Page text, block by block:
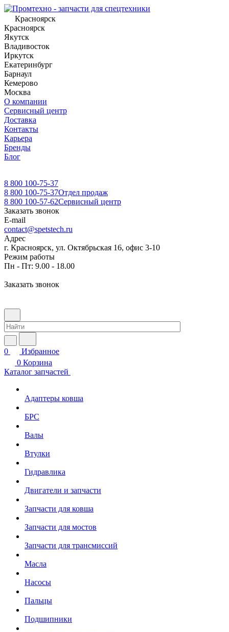
Красноярск
Красноярск
Якутск
Владивосток
Иркутск
Екатеринбург
Барнаул
Кемерово
Москва
О компании
Сервисный центр
Доставка
Контакты
Карьера
Бренды
Блог
8 800 100-75-37
8 800 100-75-37Отдел продаж
8 800 100-57-62Сервисный центр
Заказать звонок
E-mail
contact@spetstech.ru
Адрес
г. Красноярск, ул. Октябрьская 16, офис 3-10
Режим работы
Пн - Пт: 9.00 - 18.00
Заказать звонок
0
Избранное
0 Корзина
Каталог запчастей
Адаптеры ковша
БРС
Валы
Втулки
Гидравлика
Двигатели и запчасти
Запчасти для ковша
Запчасти для мостов
Запчасти для трансмиссий
Масла
Насосы
Пальцы
Подшипники